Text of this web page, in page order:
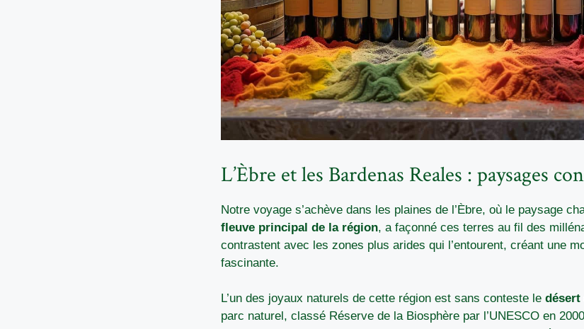
L’Èbre et les Bardenas Reales : paysages
Notre voyage s’achève dans les plaines de l’Èbre, où le paysage
fleuve principal de la région, a façonné ces terres au fil des
contrastent avec les zones plus arides qui l’entourent, créant une
fascinante.
L’un des joyaux naturels de cette région est sans conteste le désert
parc naturel, classé Réserve de la Biosphère par l’UNESCO en